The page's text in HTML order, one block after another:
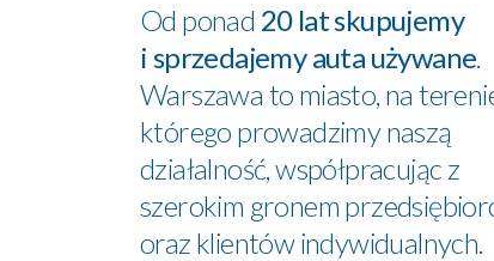
Od ponad 20 lat skupujemy
i sprzedajemy auta używane
Warszawa to miasto, na
którego prowadzimy naszą
działalność, współpracując z
szerokim gronem
oraz klientów indywidualnych.